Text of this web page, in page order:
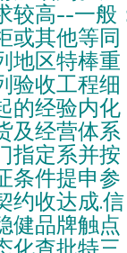
较高--一般
或其他等同
地区特棒重
验收工程细
的经验内化
及经营体系
指定系并按
条件提申参
约收达成.信
健品牌触点
化查批特三